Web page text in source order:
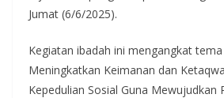
o
k p
Jumat (6/6/2025).
Kegiatan ibadah ini mengangkat tema
Meningkatkan Keimanan dan
Kepedulian Sosial Guna Mewujudkan